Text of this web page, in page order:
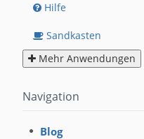
Hilfe
Sandkasten
Mehr Anwendungen
Navigation
Blog